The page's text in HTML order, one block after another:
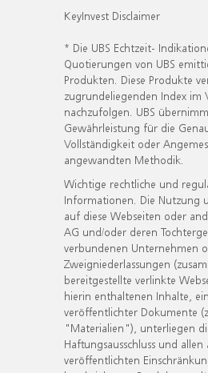
KeyInvest Disclaimer
* Die UBS Echtzeit-
Quotierungen von UBS
Produkten. Diese Produkte
zugrundeliegenden Index im
nachzufolgen. UBS
Gewährleistung für die
Vollständigkeit oder
angewandten Methodik.
Wichtige rechtliche und
Informationen. Die Nutzung
auf diese Webseiten oder
AG und/oder deren
verbundenen Unternehmen
Zweigniederlassungen
bereitgestellte verlinkte
hierin enthaltenen Inhalte,
veröffentlichter Dokumente
"Materialien"), unterliegen
Haftungsausschluss und allen
veröffentlichten